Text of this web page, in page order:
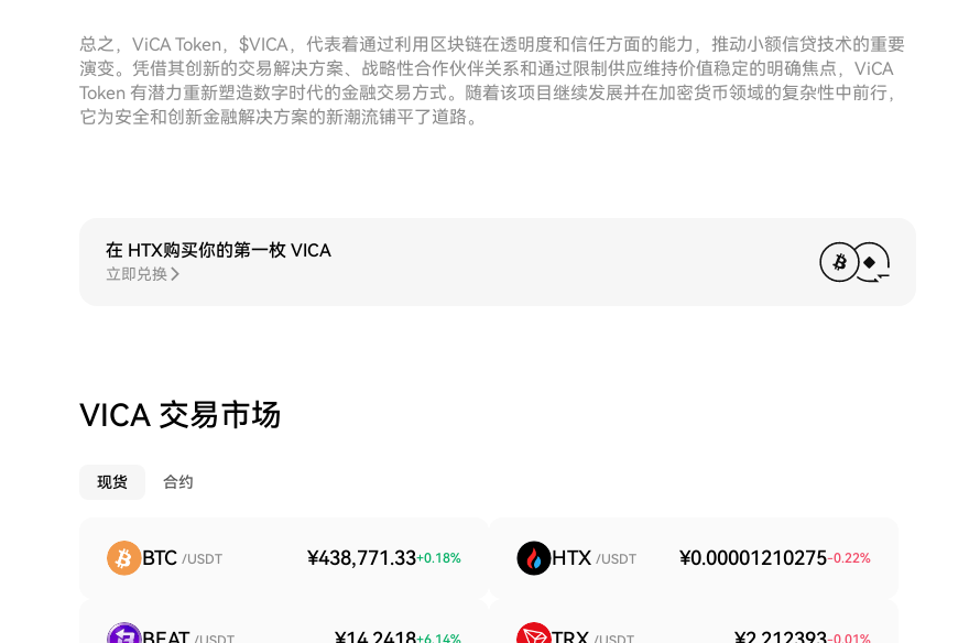
总之，ViCA Token，$VICA，代表着通过利用区块链在透明度和信任方面的能力，推动小额信贷技术的重要
演变。凭借其创新的交易解决方案、战略性合作伙伴关系和通过限制供应维持价值稳定的明确焦点，ViCA
Token 有潜力重新塑造数字时代的金融交易方式。随着该项目继续发展并在加密货币领域的复杂性中前行，
它为安全和创新金融解决方案的新潮流铺平了道路。
在 HTX购买你的第一枚 VICA
立即兑换
VICA 交易市场
现货 合约
BTC /USDT ¥438,771.33+0.18% HTX /USDT ¥0.00001210275-0.22%
+6.14% -0.01%